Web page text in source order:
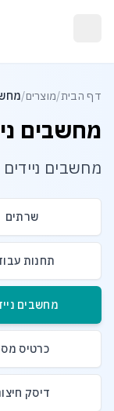
דף הבית/מוצרים/
מחשבים
מחשבים
שרתים
תחנות
מחשבים
כרטיס
דיסק